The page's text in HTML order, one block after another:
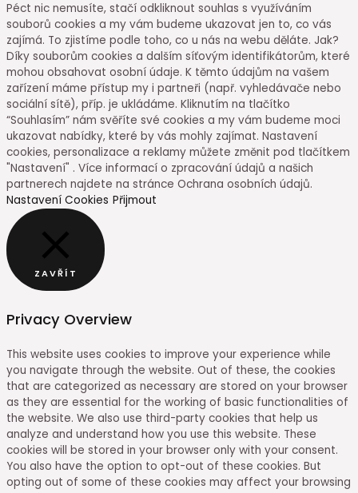
Péct nic nemusíte, stačí odkliknout souhlas s využíváním
souborů cookies a my vám budeme ukazovat jen to, co vás
zajímá. To zjistíme podle toho, co u nás na webu děláte. Jak?
Díky souborům cookies a dalším síťovým identifikátorům, které
mohou obsahovat osobní údaje. K těmto údajům na vašem
zařízení máme přístup my i partneři (např. vyhledávače nebo
sociální sítě), příp. je ukládáme. Kliknutím na tlačítko
“Souhlasím” nám svěříte své cookies a my vám budeme moci
ukazovat nabídky, které by vás mohly zajímat. Nastavení
cookies, personalizace a reklamy můžete změnit pod tlačítkem
"Nastavení" . Více informací o zpracování údajů a našich
partnerech najdete na stránce Ochrana osobních údajů.
Nastavení Cookies Přijmout
ZAVŘÍT
Privacy Overview
This website uses cookies to improve your experience while
you navigate through the website. Out of these, the cookies
that are categorized as necessary are stored on your browser
as they are essential for the working of basic functionalities of
the website. We also use third-party cookies that help us
analyze and understand how you use this website. These
cookies will be stored in your browser only with your consent.
You also have the option to opt-out of these cookies. But
opting out of some of these cookies may affect your browsing